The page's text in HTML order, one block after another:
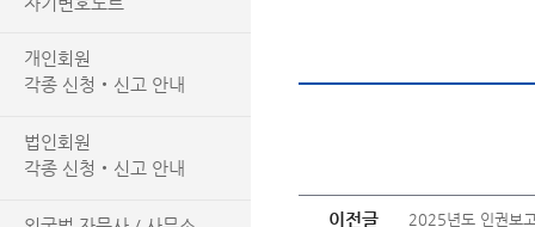
개인회원
각종 신청‧신고 안내
법인회원
각종 신청‧신고 안내
이전글 2025년도 인권보